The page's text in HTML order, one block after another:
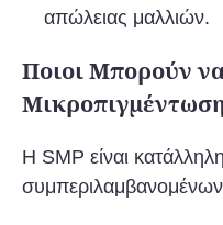
απώλειας μαλλιών.
Ποιοι Μπορούν
Η SMP είναι